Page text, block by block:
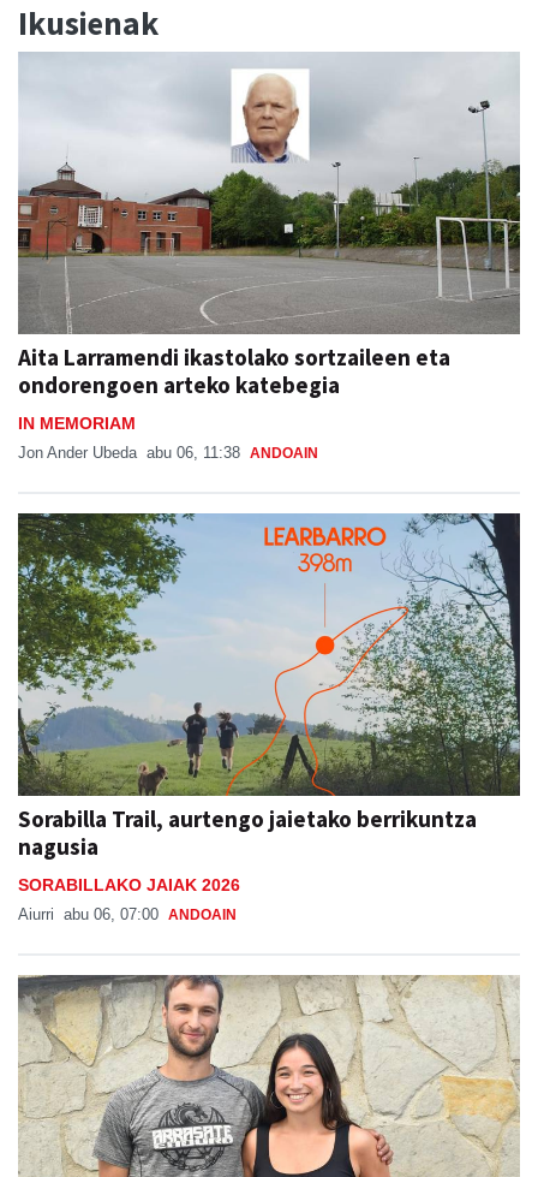
Ikusienak
Aita Larramendi ikastolako sortzaileen eta
ondorengoen arteko katebegia
IN MEMORIAM
Jon Ander Ubeda abu 06, 11:38 ANDOAIN
Sorabilla Trail, aurtengo jaietako berrikuntza
nagusia
SORABILLAKO JAIAK 2026
Aiurri abu 06, 07:00 ANDOAIN